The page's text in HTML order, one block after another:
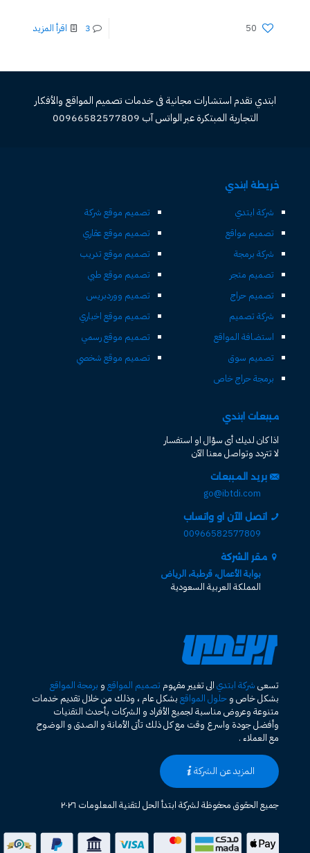
50
3 اقرأ المزيد
ابتدي تقدم استشارات مجانية فى خدمات تصميم المواقع والأفكار
التجارية المبتكرة عبر الواتس آب 00966582577809
خريطة ابتدي
شركة ابتدي
تصميم مواقع
شركة برمجة
تصميم متجر
تصميم حراج
شركة تصميم
استضافة المواقع
تصميم سوق
برمجة حراج خاص
تصميم موقع شركة
تصميم موقع عقاري
تصميم موقع تدريب
تصميم موقع طبي
تصميم ووردبريس
تصميم موقع اخباري
تصميم موقع رسمي
تصميم موقع شخصي
مبيعات ابتدي
اذا كان لديك أى سؤال او استفسار
لا تتردد وتواصل معنا الآن
بريد المبيعات
go@ibtdi.com
اتصل الآن او واتساب
00966582577809
مقر الشركة
بوابة الأعمال، قرطبة، الرياض
المملكة العربية السعودية
تسعى شركة ابتدي الى تغيير مفهوم تصميم المواقع و برمجة المواقع
بشكل خاص و حلول المواقع بشكل عام ، وذلك من خلال تقديم خدمات
متنوعة وعروض مناسبة لجميع الأفراد و الشركات بأحدث التقنيات
وأفضل جودة واسرع وقت مع كل ذلك تأتى الأمانة و الصدق و الوضوح
مع العملاء .
المزيد عن الشركة
جميع الحقوق محفوظة لشركة ابتدأ الحل لتقنية المعلومات ٢٠٢٦